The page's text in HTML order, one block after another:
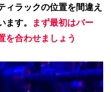
ィラックの位置を間違え
す。
まず最初はバー
を合わせましょう